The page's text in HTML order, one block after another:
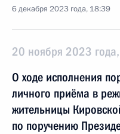
6 декабря 2023 года, 18:39
20 ноября 2023
О ходе исполнения
личного приёма в
жительницы
по поручению